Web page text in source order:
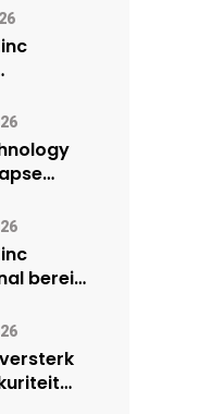
Mynbou
berei